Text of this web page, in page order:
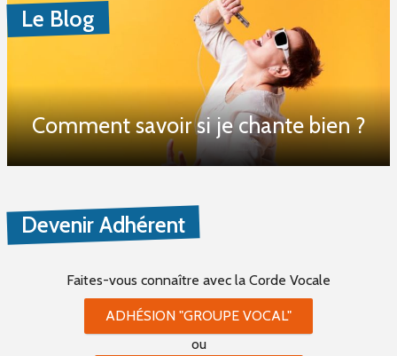
Le Blog
Comment savoir si je chante bien ?
Devenir Adhérent
Faites-vous connaître avec la Corde Vocale
ADHÉSION "GROUPE VOCAL"
ou